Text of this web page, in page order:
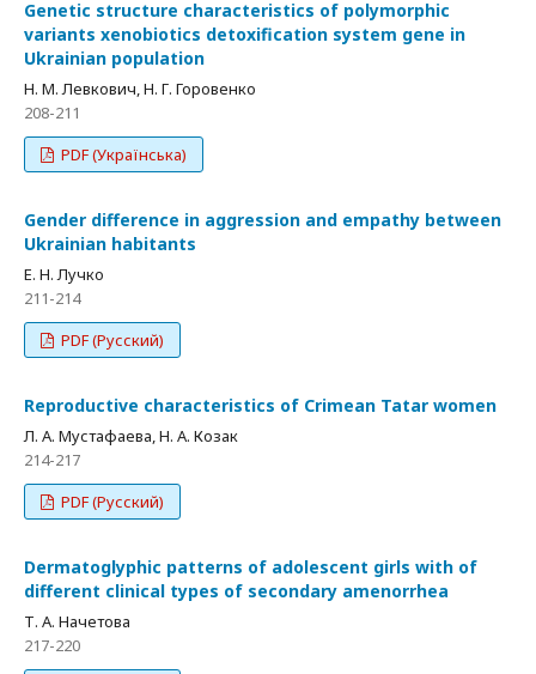
Genetic structure characteristics of polymorphic
variants xenobiotics detoxification system gene in
Ukrainian population
Н. М. Левкович, Н. Г. Горовенко
208-211
PDF (Українська)
Gender difference in aggression and empathy between
Ukrainian habitants
Е. Н. Лучко
211-214
PDF (Русский)
Reproductive characteristics of Crimean Tatar women
Л. А. Mустафаева, Н. А. Козак
214-217
PDF (Русский)
Dermatoglyphic patterns of adolescent girls with of
different clinical types of secondary amenorrhea
Т. А. Начетова
217-220